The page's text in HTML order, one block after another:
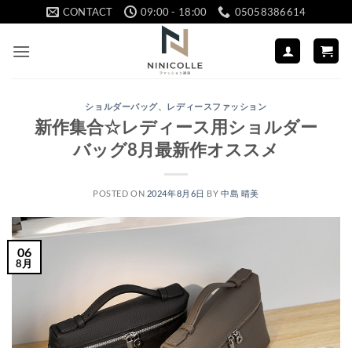
to
content
CONTACT 09:00 - 18:00 05058386614
ショルダーバッグ、 レディースファッション
新作集合☆レディース用ショルダー
バッグ8月最新作オススメ
POSTED ON 2024年8月6日 BY中島 晴美
06
8月